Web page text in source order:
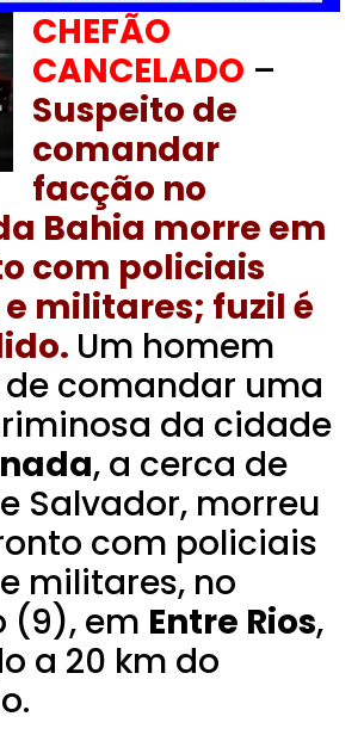
CHEFÃO
CANCELADO –
Suspeito de
comandar
facção no
Bahia morre em
com policiais
militares; fuzil é
Um homem
comandar uma
da cidade
, a cerca de
Salvador, morreu
com policiais
militares, no
(9), em Entre Rios,
a 20 km do